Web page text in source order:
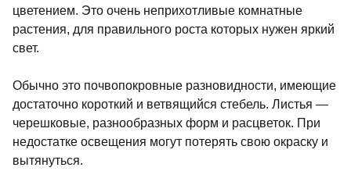
цветением. Это очень неприхотливые комнатные
растения, для правильного роста которых нужен яркий
свет.
Обычно это почвопокровные разновидности, имеющие
достаточно короткий и ветвящийся стебель. Листья —
черешковые, разнообразных форм и расцветок. При
недостатке освещения могут потерять свою окраску и
вытянуться.